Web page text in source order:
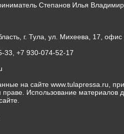
Степанов Илья
г. Тула, ул. Михеева, 17, офис
33, +7 930-074-52-17
на сайте www.tulapressa.ru,
праве. Использование